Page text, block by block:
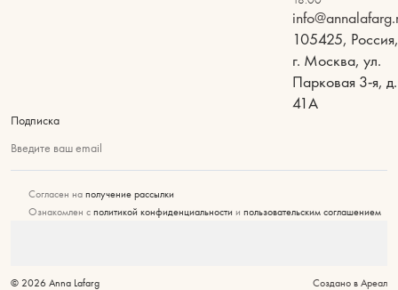
105425, Россия,
г. Москва, ул.
Парковая 3-я, д.
41А
Подписка
Введите ваш email
Согласен на получение рассылки
Ознакомлен с политикой конфиденциальности и пользовательским соглашением
© 2026 Anna Lafarg Создано в Ареал